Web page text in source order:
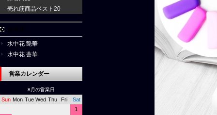
売れ筋商品ベスト20
水中花 艶華
水中花 蒼華
営業カレンダー
8月の営業日
Sun Mon Tue Wed Thu Fri Sat
1